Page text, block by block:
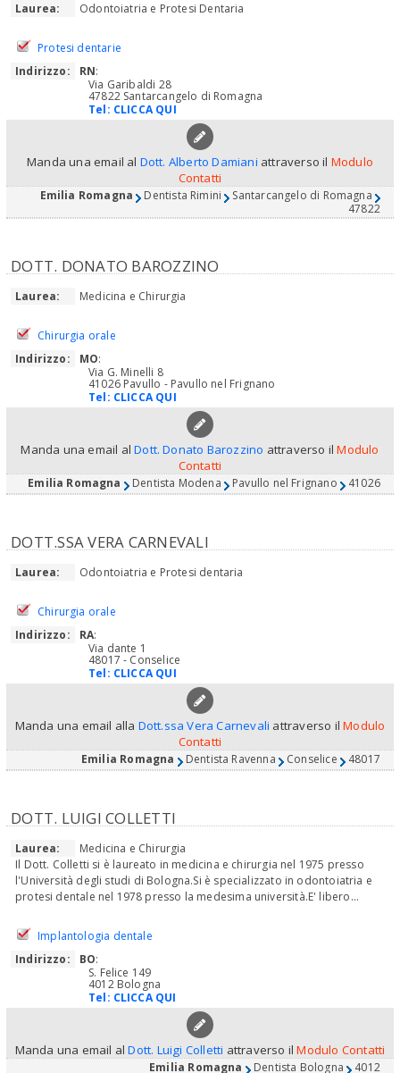
Laurea: Odontoiatria e Protesi Dentaria
Protesi dentarie
Indirizzo:
RN:
Via Garibaldi 28
47822 Santarcangelo di Romagna
Tel: CLICCA QUI
Manda una email al Dott. Alberto Damiani attraverso il Modulo
Contatti
Emilia Romagna Dentista Rimini Santarcangelo di Romagna
47822
DOTT. DONATO BAROZZINO
Laurea: Medicina e Chirurgia
Chirurgia orale
Indirizzo:
MO:
Via G. Minelli 8
41026 Pavullo - Pavullo nel Frignano
Tel: CLICCA QUI
Manda una email alDott. Donato Barozzino attraverso ilModulo
Contatti
Emilia Romagna Dentista Modena Pavullo nel Frignano 41026
DOTT.SSA VERA CARNEVALI
Laurea: Odontoiatria e Protesi dentaria
Chirurgia orale
Indirizzo:
RA:
Via dante 1
48017 - Conselice
Tel: CLICCA QUI
Manda una email alla Dott.ssa Vera Carnevali attraverso ilModulo
Contatti
Emilia Romagna Dentista Ravenna Conselice 48017
DOTT. LUIGI COLLETTI
Laurea:
Medicina e Chirurgia
Il Dott. Colletti si è laureato in medicina e chirurgia nel 1975 presso
l'Università degli studi di Bologna.Si è specializzato in odontoiatria e
protesi dentale nel 1978 presso la medesima università.E' libero...
Implantologia dentale
Indirizzo:
BO:
S. Felice 149
4012 Bologna
Tel: CLICCA QUI
Manda una email alDott. Luigi Colletti attraverso ilModulo Contatti
Emilia Romagna Dentista Bologna 4012